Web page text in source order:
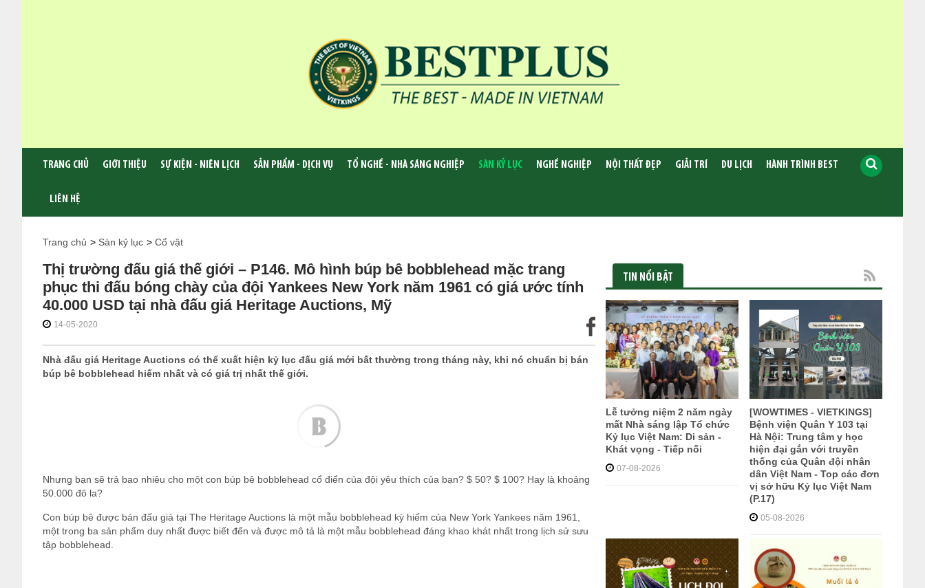
TRANG CHỦ GIỚI THIỆU SỰ KIỆN - NIÊN LỊCH SẢN PHẨM - DỊCH VỤ TỔ NGHỀ - NHÀ SÁNG NGHIỆP SÀN KỶ LỤC NGHỀ NGHIỆP NỘI THẤT ĐẸP GIẢI TRÍ DU LỊCH HÀNH TRÌNH BEST
LIÊN HỆ
Trang chủ > Sàn kỷ lục > Cổ vật
Thị trường đấu giá thế giới – P146. Mô hình búp bê bobblehead mặc trang
phục thi đấu bóng chày của đội Yankees New York năm 1961 có giá ước tính
40.000 USD tại nhà đấu giá Heritage Auctions, Mỹ
14-05-2020
Nhà đấu giá Heritage Auctions có thể xuất hiện kỷ lục đấu giá mới bất thường trong tháng này, khi nó chuẩn bị bán
búp bê bobblehead hiếm nhất và có giá trị nhất thế giới.
Nhưng bạn sẽ trả bao nhiêu cho một con búp bê bobblehead cổ điển của đội yêu thích của bạn? $ 50? $ 100? Hay là khoảng
50.000 đô la?
Con búp bê được bán đấu giá tại The Heritage Auctions là một mẫu bobblehead kỳ hiếm của New York Yankees năm 1961,
một trong ba sản phẩm duy nhất được biết đến và được mô tả là một mẫu bobblehead đáng khao khát nhất trong lịch sử sưu
tập bobblehead.
TIN NỔI BẬT
Lễ tưởng niệm 2 năm ngày
mất Nhà sáng lập Tổ chức
Kỷ lục Việt Nam: Di sản -
Khát vọng - Tiếp nối
07-08-2026
[WOWTIMES - VIETKINGS]
Bệnh viện Quân Y 103 tại
Hà Nội: Trung tâm y học
hiện đại gắn với truyền
thống của Quân đội nhân
dân Việt Nam - Top các đơn
vị sở hữu Kỷ lục Việt Nam
(P.17)
05-08-2026